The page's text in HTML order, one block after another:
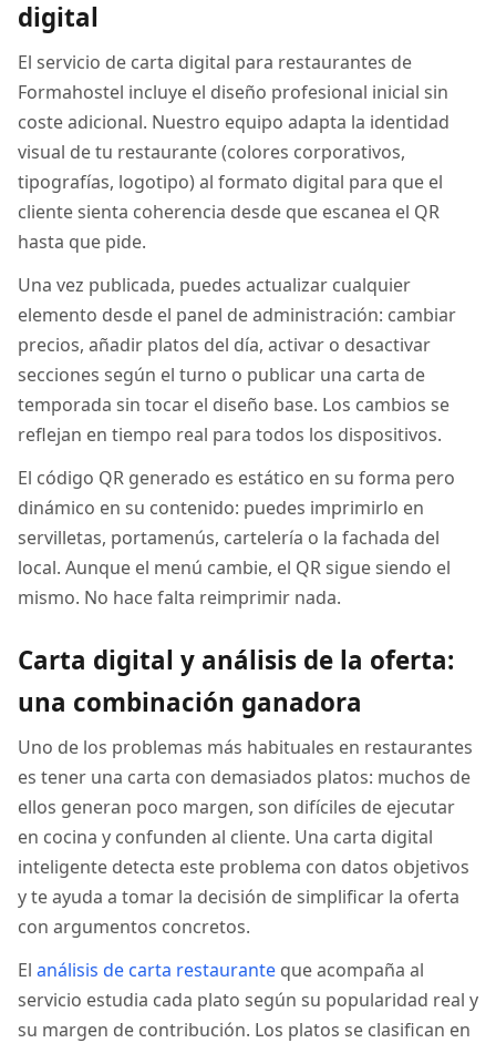
digital
El servicio de carta digital para restaurantes de
Formahostel incluye el diseño profesional inicial sin
coste adicional. Nuestro equipo adapta la identidad
visual de tu restaurante (colores corporativos,
tipografías, logotipo) al formato digital para que el
cliente sienta coherencia desde que escanea el QR
hasta que pide.
Una vez publicada, puedes actualizar cualquier
elemento desde el panel de administración: cambiar
precios, añadir platos del día, activar o desactivar
secciones según el turno o publicar una carta de
temporada sin tocar el diseño base. Los cambios se
reflejan en tiempo real para todos los dispositivos.
El código QR generado es estático en su forma pero
dinámico en su contenido: puedes imprimirlo en
servilletas, portamenús, cartelería o la fachada del
local. Aunque el menú cambie, el QR sigue siendo el
mismo. No hace falta reimprimir nada.
Carta digital y análisis de la oferta:
una combinación ganadora
Uno de los problemas más habituales en restaurantes
es tener una carta con demasiados platos: muchos de
ellos generan poco margen, son difíciles de ejecutar
en cocina y confunden al cliente. Una carta digital
inteligente detecta este problema con datos objetivos
y te ayuda a tomar la decisión de simplificar la oferta
con argumentos concretos.
El análisis de carta restaurante que acompaña al
servicio estudia cada plato según su popularidad real y
su margen de contribución. Los platos se clasifican en